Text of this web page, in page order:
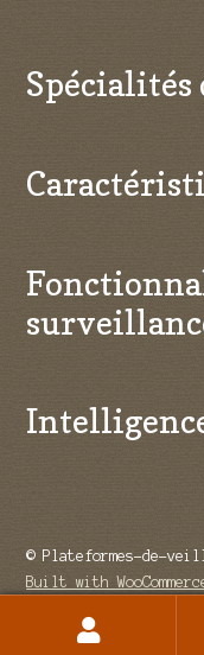
Spécialités
© Plateformes-de-
Built with
Recherche